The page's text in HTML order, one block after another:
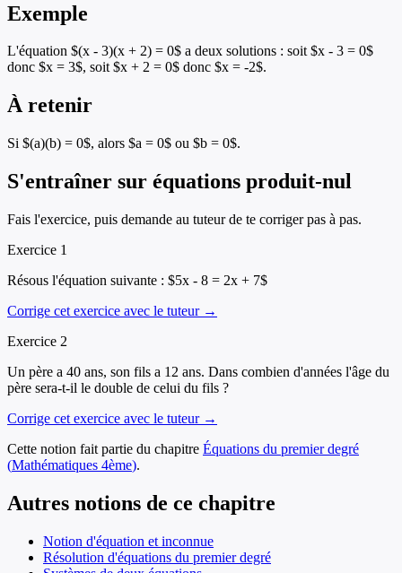
Exemple
L'équation $(x - 3)(x + 2) = 0$ a deux solutions : soit $x - 3 = 0$
donc $x = 3$, soit $x + 2 = 0$ donc $x = -2$.
À retenir
Si $(a)(b) = 0$, alors $a = 0$ ou $b = 0$.
S'entraîner sur équations produit-nul
Fais l'exercice, puis demande au tuteur de te corriger pas à pas.
Exercice 1
Résous l'équation suivante : $5x - 8 = 2x + 7$
Corrige cet exercice avec le tuteur →
Exercice 2
Un père a 40 ans, son fils a 12 ans. Dans combien d'années l'âge du
père sera-t-il le double de celui du fils ?
Corrige cet exercice avec le tuteur →
Cette notion fait partie du chapitre Équations du premier degré
(Mathématiques 4ème).
Autres notions de ce chapitre
Notion d'équation et inconnue
Résolution d'équations du premier degré